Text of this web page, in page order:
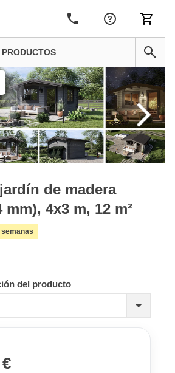
PRODUCTOS
de madera
mm), 4x3 m, 12 m²
del producto